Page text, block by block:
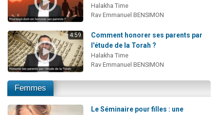
Halakha Time
Rav Emmanuel BENSIMON
4:59
Comment honorer ses parents par
l'étude de la Torah ?
Halakha Time
Rav Emmanuel BENSIMON
Femmes
Le Séminaire pour filles : une